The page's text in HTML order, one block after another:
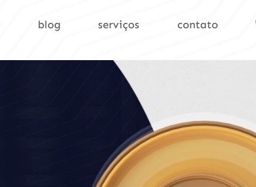
blog serviços contato